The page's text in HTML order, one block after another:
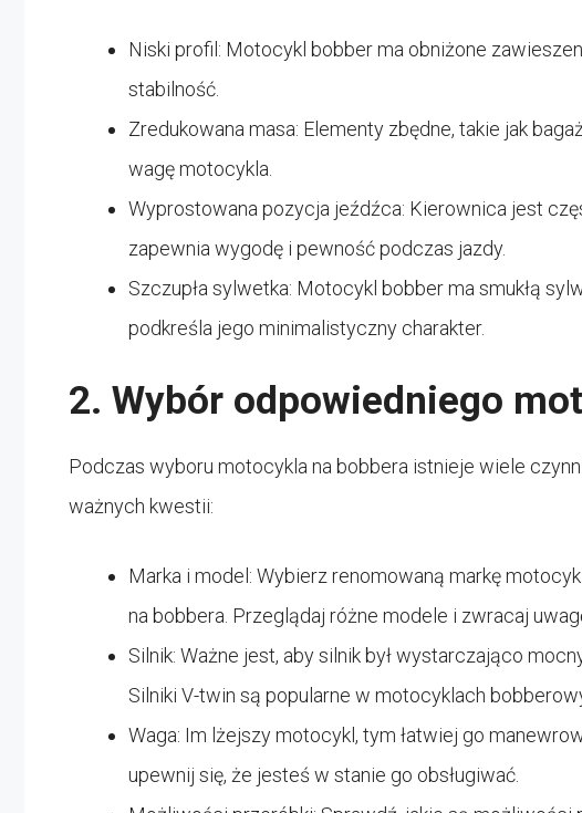
Niski profil: Motocykl bobber ma obniżone
stabilność.
Zredukowana masa: Elementy zbędne, takie jak
wagę motocykla.
Wyprostowana pozycja jeźdźca: Kierownica jest
zapewnia wygodę i pewność podczas jazdy.
Szczupła sylwetka: Motocykl bobber ma smukłą
podkreśla jego minimalistyczny charakter.
2. Wybór odpowiedniego
Podczas wyboru motocykla na bobbera istnieje wiele
ważnych kwestii:
Marka i model: Wybierz renomowaną markę
na bobbera. Przeglądaj różne modele i zwracaj
Silnik: Ważne jest, aby silnik był wystarczająco
Silniki V-twin są popularne w motocyklach
Waga: Im lżejszy motocykl, tym łatwiej go
upewnij się, że jesteś w stanie go obsługiwać.